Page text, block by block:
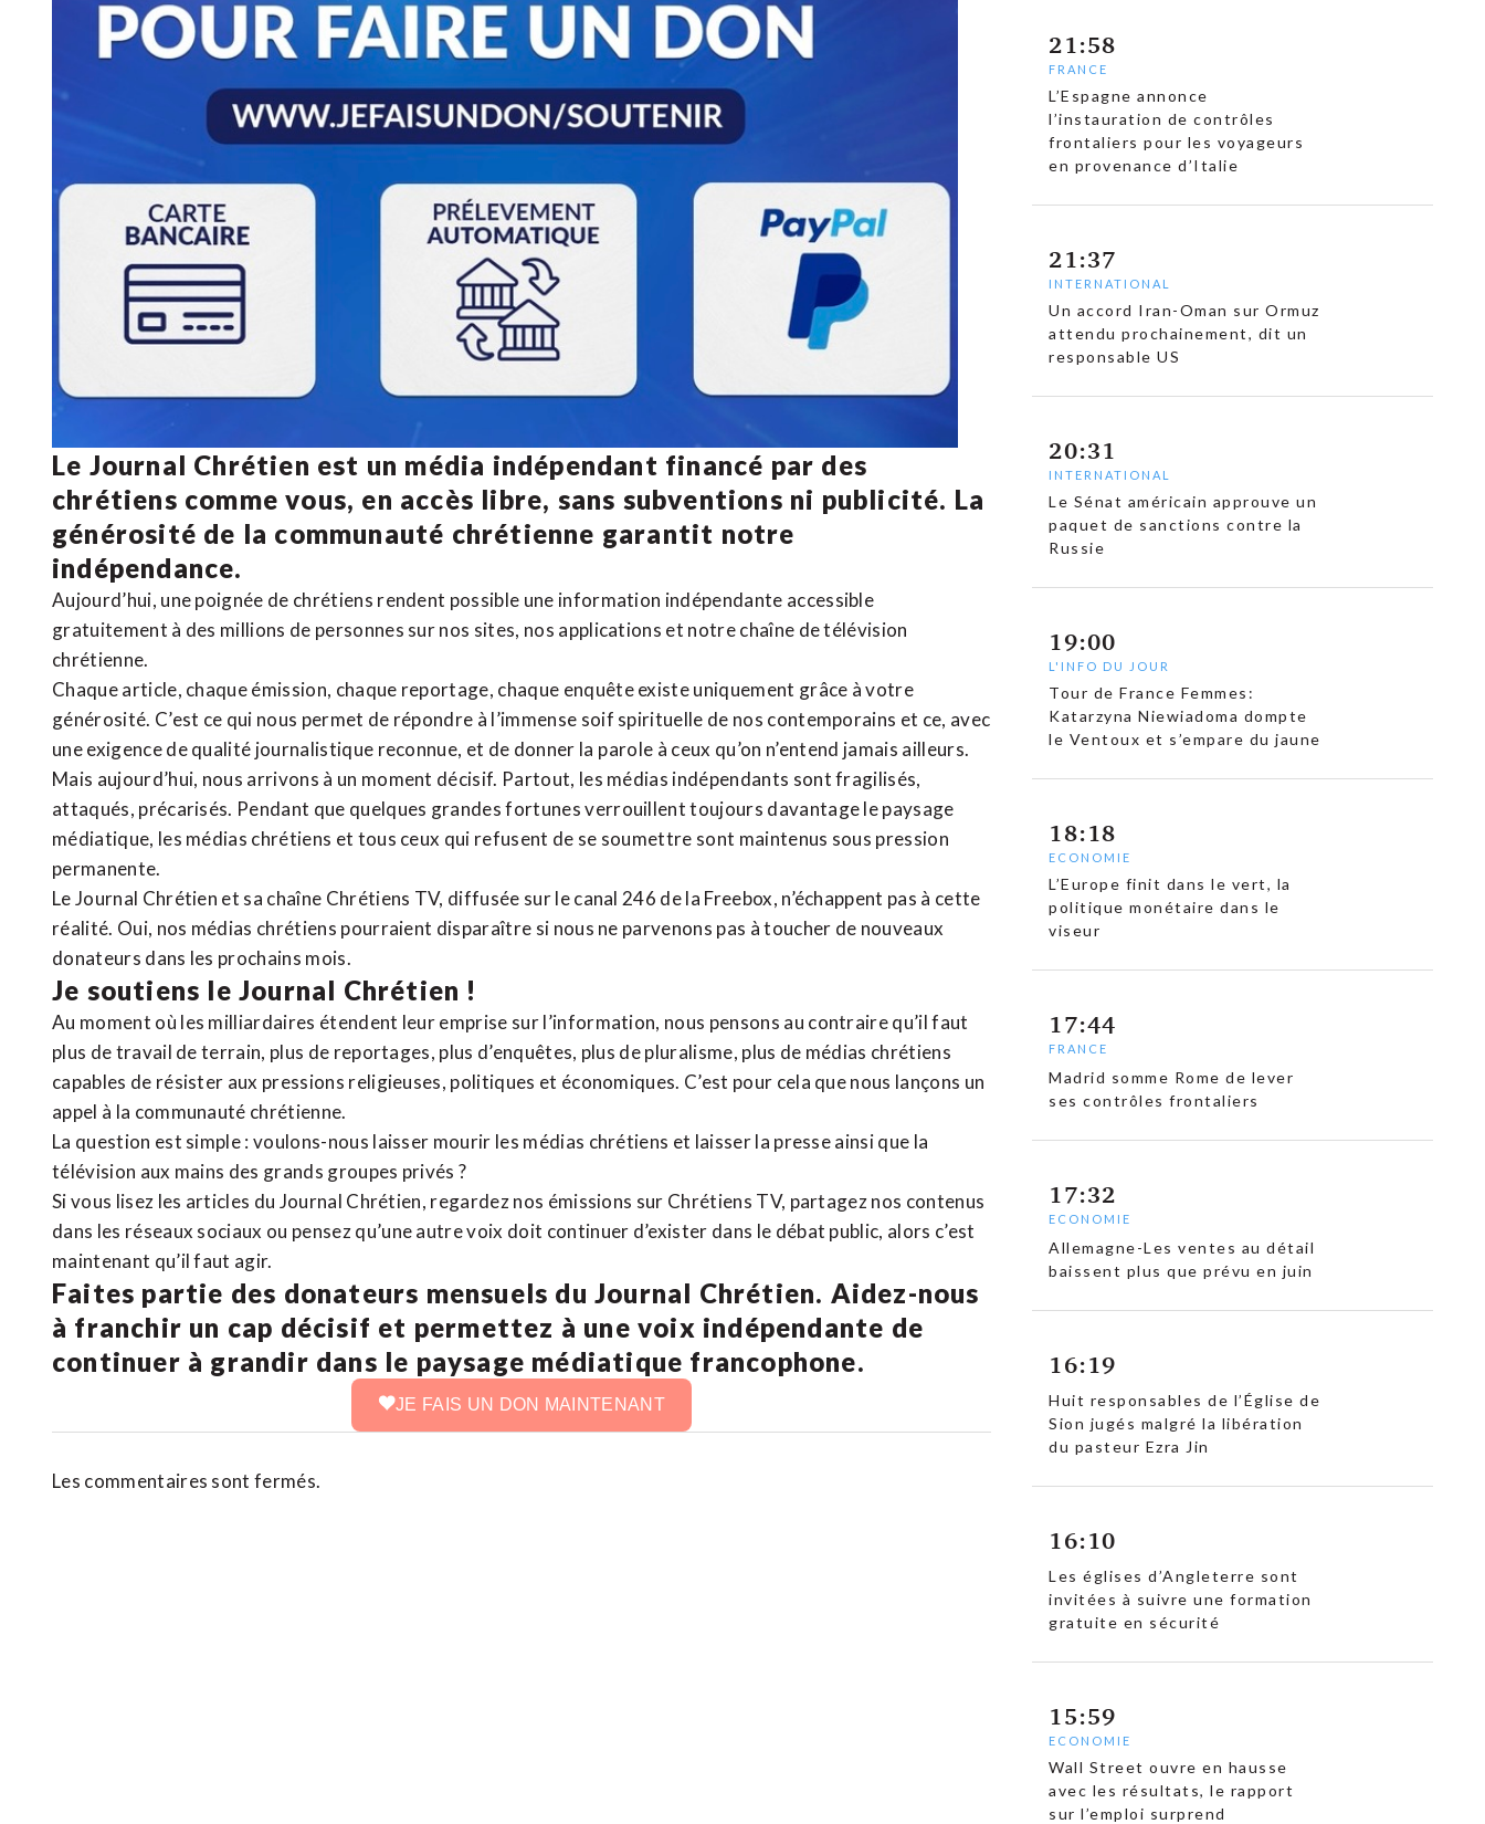
Le Journal Chrétien est un média indépendant financé par des
chrétiens comme vous, en accès libre, sans subventions ni publicité. La
générosité de la communauté chrétienne garantit notre
indépendance.
Aujourd’hui, une poignée de chrétiens rendent possible une information indépendante accessible
gratuitement à des millions de personnes sur nos sites, nos applications et notrechaîne de télévision
chrétienne.
Chaque article, chaque émission, chaque reportage, chaque enquête existe uniquement grâce à votre
générosité. C’est ce qui nous permet de répondre à l’immense soif spirituelle de nos contemporains et ce, avec
une exigence de qualité journalistique reconnue, et de donner la parole à ceux qu’on n’entend jamais ailleurs.
Mais aujourd’hui, nous arrivons à un moment décisif. Partout, les médias indépendants sont fragilisés,
attaqués, précarisés. Pendant que quelques grandes fortunes verrouillent toujours davantage le paysage
médiatique, les médias chrétiens et tous ceux qui refusent de se soumettre sont maintenus sous pression
permanente.
Le Journal Chrétien et sa chaîne Chrétiens TV, diffusée sur le canal 246 de la Freebox, n’échappent pas à cette
réalité. Oui, nos médias chrétiens pourraient disparaître si nous ne parvenons pas à toucher de nouveaux
donateurs dans les prochains mois.
Je soutiens le Journal Chrétien !
Au moment où les milliardaires étendent leur emprise sur l’information, nous pensons au contraire qu’il faut
plus de travail de terrain, plus de reportages, plus d’enquêtes, plus de pluralisme, plus de médias chrétiens
capables de résister aux pressions religieuses, politiques et économiques. C’est pour cela que nous lançons un
appel à la communauté chrétienne.
La question est simple : voulons-nous laisser mourir les médias chrétiens et laisser la presse ainsi que la
télévision aux mains des grands groupes privés ?
Si vous lisez les articles du Journal Chrétien, regardez nos émissions sur Chrétiens TV, partagez nos contenus
dans les réseaux sociaux ou pensez qu’une autre voix doit continuer d’exister dans le débat public, alors c’est
maintenant qu’il faut agir.
Faites partie des donateurs mensuels du Journal Chrétien. Aidez-nous
à franchir un cap décisif et permettez à une voix indépendante de
continuer à grandir dans le paysage médiatique francophone.
JE FAIS UN DON MAINTENANT
Les commentaires sont fermés.
21:58
FRANCE
L’Espagne annonce
l’instauration de contrôles
frontaliers pour les voyageurs
en provenance d’Italie
21:37
INTERNATIONAL
Un accord Iran-Oman sur Ormuz
attendu prochainement, dit un
responsable US
20:31
INTERNATIONAL
Le Sénat américain approuve un
paquet de sanctions contre la
Russie
19:00
L'INFO DU JOUR
Tour de France Femmes:
Katarzyna Niewiadoma dompte
le Ventoux et s’empare du jaune
18:18
ECONOMIE
L’Europe finit dans le vert, la
politique monétaire dans le
viseur
17:44
FRANCE
Madrid somme Rome de lever
ses contrôles frontaliers
17:32
ECONOMIE
Allemagne-Les ventes au détail
baissent plus que prévu en juin
16:19
Huit responsables de l’Église de
Sion jugés malgré la libération
du pasteur Ezra Jin
16:10
Les églises d’Angleterre sont
invitées à suivre une formation
gratuite en sécurité
15:59
ECONOMIE
Wall Street ouvre en hausse
avec les résultats, le rapport
sur l’emploi surprend